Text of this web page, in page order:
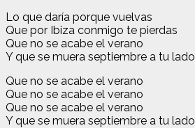
Lo que daría porque vuelvas
Que por Ibiza conmigo te pierdas
Que no se acabe el verano
Y que se muera septiembre a tu lado
Que no se acabe el verano
Que no se acabe el verano
Que no se acabe el verano
Y que se muera septiembre a tu lado